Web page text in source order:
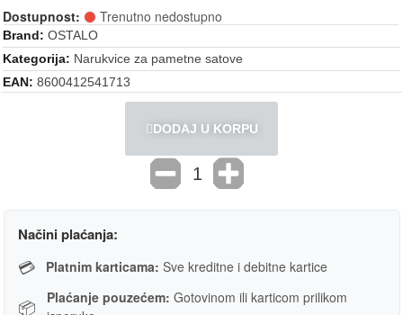
Dostupnost: Trenutno nedostupno
Brand
OSTALO
Kategorija
Narukvice za pametne satove
EAN 8600412541713
DODAJ U KORPU
Načini plaćanja:
💳 Platnim karticama: Sve kreditne i debitne kartice
📦 Plaćanje pouzećem: Gotovinom ili karticom prilikom